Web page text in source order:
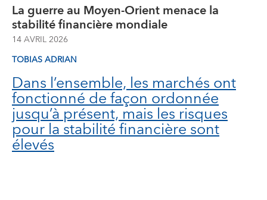
La guerre au Moyen-Orient menace la
stabilité financière mondiale
14 AVRIL 2026
TOBIAS ADRIAN
Dans l’ensemble, les marchés ont
fonctionné de façon ordonnée
jusqu’à présent, mais les risques
pour la stabilité financière sont
élevés